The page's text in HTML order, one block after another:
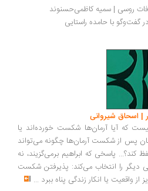
| سمیه کاظمی‌حسنوند
با حامده راستایی
شیروانی
آرمان‌ها شکست خورده‌اند یا
شکست آرمان‌ها چگونه می‌تواند
که ابراهیم برمی‌گزیند، نه
انتخاب می‌کند: پذیرفتن شکست
یا انکار زندگی پناه ببرد...